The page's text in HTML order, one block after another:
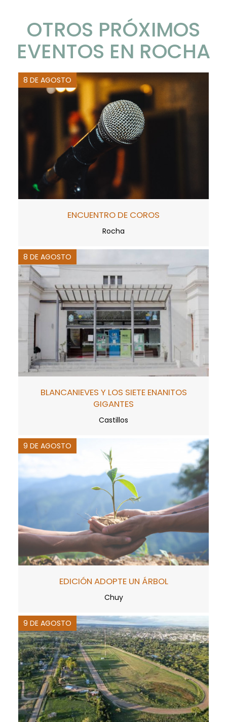
OTROS PRÓXIMOS
EVENTOS EN ROCHA
8 DE AGOSTO
ENCUENTRO DE COROS
Rocha
8 DE AGOSTO
BLANCANIEVES Y LOS SIETE ENANITOS
GIGANTES
Castillos
9 DE AGOSTO
EDICIÓN ADOPTE UN ÁRBOL
Chuy
9 DE AGOSTO